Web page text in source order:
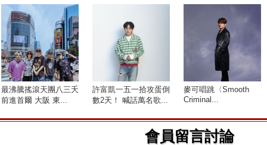
最沸騰搖滾天團八三夭
前進首爾 大阪 東...
許富凱一五一拾攻蛋倒
數2天！ 喊話萬名歌...
麥可唱跳〈Smooth
Criminal...
會員留言討論